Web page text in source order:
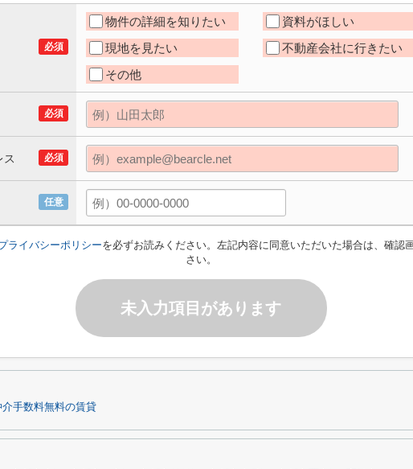
必須
物件の詳細を知りたい
資料がほしい
現地を見たい
不動産会社に行きたい
その他
必須
必須
ス
任意
ライバシーポリシーを必ずお読みください。左記内容に同意いただいた場合は、確認
さい。
未入力項目があります
手数料無料の賃貸